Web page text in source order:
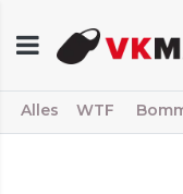
Alles WTF